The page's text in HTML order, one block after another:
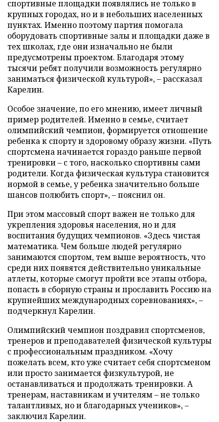
спортивные площадки появлялись не только в
крупных городах, но и в небольших населенных
пунктах. Именно поэтому партия помогала
оборудовать спортивные залы и площадки даже в
тех школах, где они изначально не были
предусмотрены проектом. Благодаря этому
тысячи ребят получили возможность регулярно
заниматься физической культурой», – рассказал
Карелин.
Особое значение, по его мнению, имеет личный
пример родителей. Именно в семье, считает
олимпийский чемпион, формируется отношение
ребенка к спорту и здоровому образу жизни. «Путь
спортсмена начинается гораздо раньше первой
тренировки – с того, насколько спортивны сами
родители. Когда физическая культура становится
нормой в семье, у ребенка значительно больше
шансов полюбить спорт», – пояснил он.
При этом массовый спорт важен не только для
укрепления здоровья населения, но и для
воспитания будущих чемпионов. «Здесь чистая
математика. Чем больше людей регулярно
занимаются спортом, тем выше вероятность, что
среди них появятся действительно уникальные
атлеты, которые смогут пройти все этапы отбора,
попасть в сборную страны и прославить Россию на
крупнейших международных соревнованиях», –
подчеркнул Карелин.
Олимпийский чемпион поздравил спортсменов,
тренеров и преподавателей физической культуры
с профессиональным праздником. «Хочу
пожелать всем, кто уже считает себя спортсменом
или просто занимается физкультурой, не
останавливаться и продолжать тренировки. А
тренерам, наставникам и учителям – не только
талантливых, но и благодарных учеников», –
заключил Карелин.